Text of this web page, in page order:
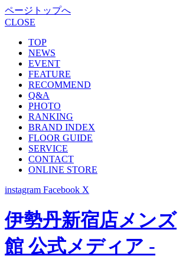
ページトップへ
CLOSE
TOP
NEWS
EVENT
FEATURE
RECOMMEND
Q&A
PHOTO
RANKING
BRAND INDEX
FLOOR GUIDE
SERVICE
CONTACT
ONLINE STORE
instagram Facebook X
伊勢丹新宿店メンズ
館 公式メディア -